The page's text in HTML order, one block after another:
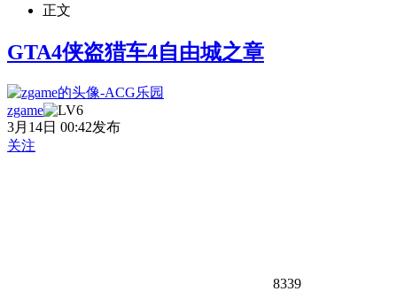
正文
GTA4侠盗猎车4自由城之章
zgame
3月14日 00:42发布
关注
8339